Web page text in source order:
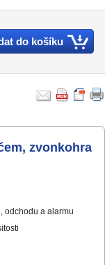
do košíku
zvonkohra
odchodu a alarmu